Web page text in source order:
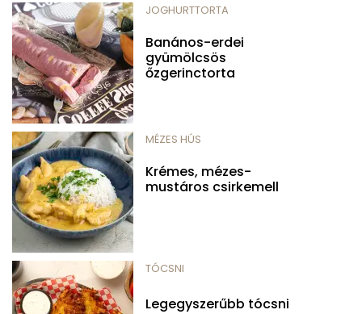
JOGHURTTORTA
Banános-erdei
gyümölcsös
őzgerinctorta
MÉZES HÚS
Krémes, mézes-
mustáros csirkemell
TÓCSNI
Legegyszerűbb tócsni